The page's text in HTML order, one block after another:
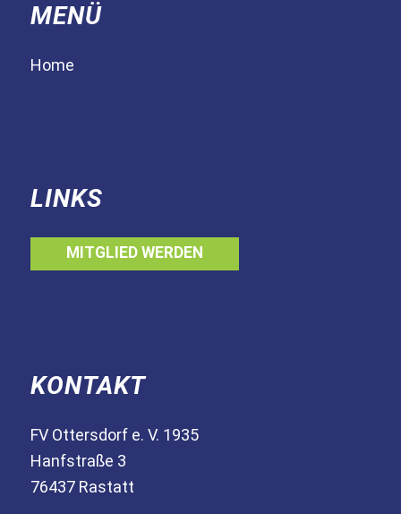
MENÜ
Home
LINKS
MITGLIED WERDEN
KONTAKT
FV Ottersdorf e. V. 1935
Hanfstraße 3
76437 Rastatt